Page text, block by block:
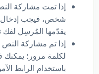
إذا تمت مشاركة
شخص، فيجب إدخال
يقدّمها المُرسِل لفك
إذا تم مشاركة
لكلمة مرور؛
باستخدام الرابط